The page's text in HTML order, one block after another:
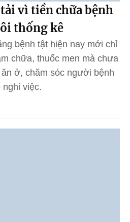
vì tiền chữa bệnh
thống kê
bệnh tật hiện nay mới chỉ
chữa, thuốc men mà chưa
ở, chăm sóc người bệnh
nghỉ việc.